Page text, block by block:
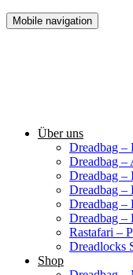
Mobile navigation
Über uns
Dreadbag –
Dreadbag –
Dreadbag –
Dreadbag –
Dreadbag –
Dreadbag –
Rastafari –
Dreadlocks
Shop